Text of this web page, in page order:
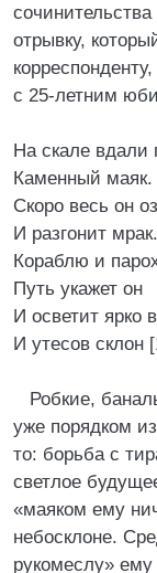
отрывку,
с 25-летним
На скале вдали
Каменный маяк.
Скоро весь он
И разгонит мрак.
Кораблю и
Путь укажет он
И осветит ярко
И утесов склон
Робкие,
уже порядком
то: борьба с
светлое
«маяком ему
небосклоне.
рукомеслу»